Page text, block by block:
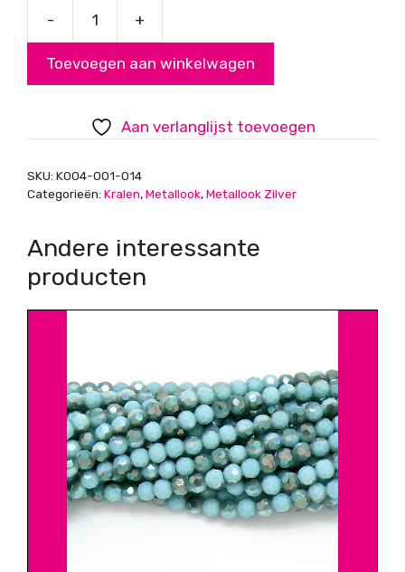
-
rond
16mm
aantal
+
Toevoegen aan winkelwagen
Aan verlanglijst toevoegen
SKU: K004-001-014
Categorieën: Kralen,Metallook,Metallook Zilver
Andere interessante
producten